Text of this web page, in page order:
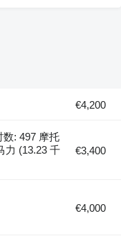
€4,200
数: 497 摩托
力 (13.23 千
€3,400
€4,000